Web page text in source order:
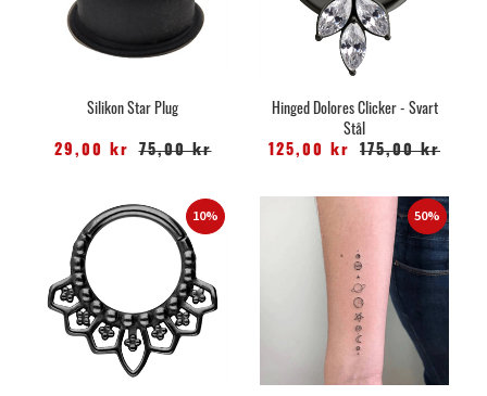
Silikon Star Plug
29,00 kr 75,00 kr
Hinged Dolores Clicker - Svart
Stål
125,00 kr 175,00 kr
10% 50%